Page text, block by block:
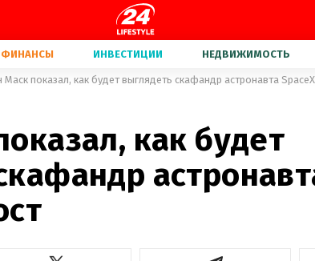
ФИНАНСЫ ИНВЕСТИЦИИ НЕДВИЖИМОСТЬ
Маск показал, как будет выглядеть скафандр астронавта
как будет